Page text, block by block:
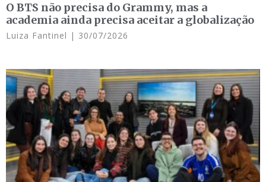
O BTS não precisa do Grammy, mas a
academia ainda precisa aceitar a globalização
Luiza Fantinel 30/07/2026